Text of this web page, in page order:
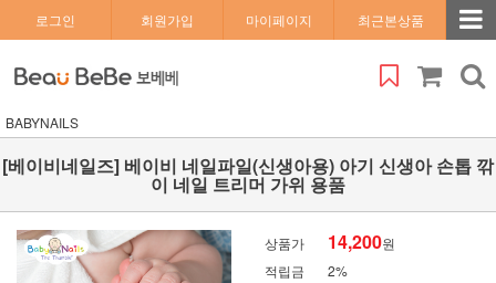
로그인 회원가입 마이페이지 최근본상품
BABYNAILS
[베이비네일즈] 베이비 네일파일(신생아용) 아기 신생아 손톱 깎
이 네일 트리머 가위 용품
상품가 14,200원
적립금
2%